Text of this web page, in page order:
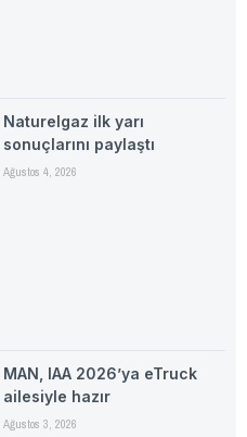
Naturelgaz ilk yarı
sonuçlarını paylaştı
Ağustos 4, 2026
MAN, IAA 2026’ya eTruck
ailesiyle hazır
Ağustos 3, 2026